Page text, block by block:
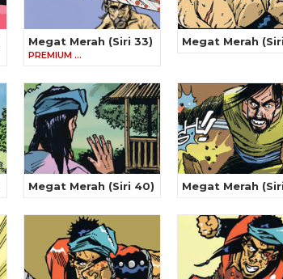
Megat Merah (Siri 33)
PREMIUM …
Megat Merah
Megat Merah (Siri 40) Megat Merah